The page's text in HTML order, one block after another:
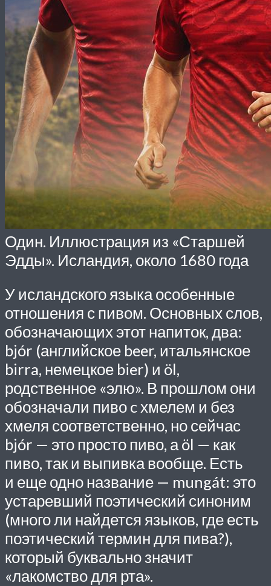
Один. Иллюстрация из «Старшей
Эдды». Исландия, около 1680 года
У исландского языка особенные
отношения с пивом. Основных слов,
обозначающих этот напиток, два:
bjór (английское beer, итальянское
birra, немецкое bier) и öl,
родственное «элю». В прошлом они
обозначали пиво c хмелем и без
хмеля соответственно, но сейчас
bjór — это просто пиво, а öl — как
пиво, так и выпивка вообще. Есть
и еще одно название — mungát: это
устаревший поэтический синоним
(много ли найдется языков, где есть
поэтический термин для пива?),
который буквально значит
«лакомство для рта».